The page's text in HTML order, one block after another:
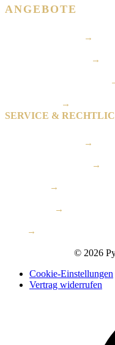
ANGEBOTE
→
→
→
SERVICE &
→
→
→
→
→
© 2026
Cookie-Einstellungen
Vertrag widerrufen